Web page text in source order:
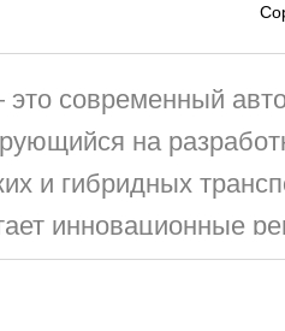
современный
на
и гибридных
инновационные
силовые